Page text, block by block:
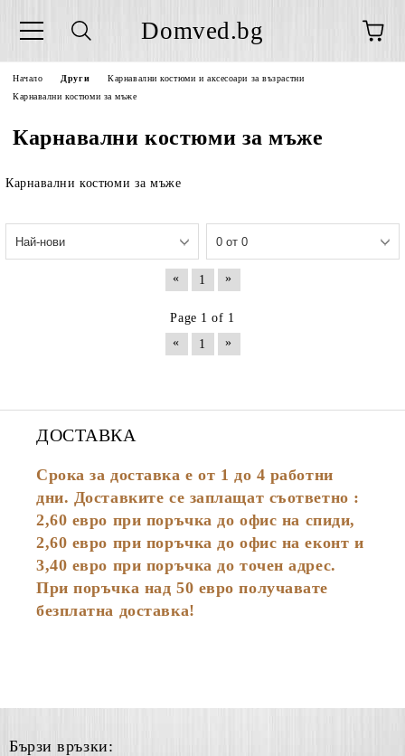
Domved.bg
Начало Други
Карнавални костюми и аксесоари за възрастни
Карнавални костюми за мъже
Карнавални костюми за мъже
Карнавални костюми за мъже
« 1 »
Page 1 of 1
«
1 »
ДОСТАВКА
Срока за доставка е от 1 до 4 работни
дни. Доставките се заплащат съответно :
2,60 евро при поръчка до офис на спиди,
2,60 евро при поръчка до офис на еконт и
3,40 евро при поръчка до точен адрес.
При поръчка над 50 евро получавате
безплатна доставка!
Бързи връзки: